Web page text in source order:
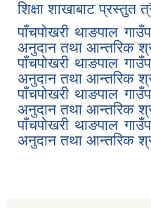
शिक्षा शाखाबाट प्रस्तुत
पाँचपोखरी थाङपाल
अनुदान तथा आन्तरिक
पाँचपोखरी थाङपाल
अनुदान तथा आन्तरिक
पाँचपोखरी थाङपाल
अनुदान तथा आन्तरिक
पाँचपोखरी थाङपाल
अनुदान तथा आन्तरिक